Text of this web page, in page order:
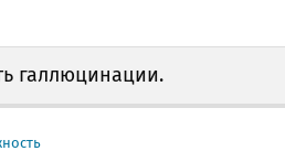
галлюцинации.